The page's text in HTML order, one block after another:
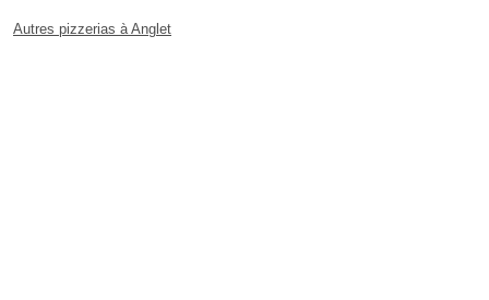
Autres pizzerias à Anglet